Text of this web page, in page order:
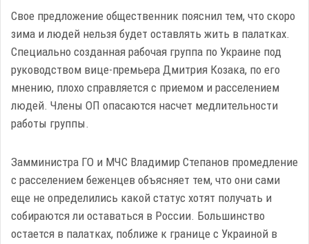
Свое предложение общественник пояснил тем, что скоро
зима и людей нельзя будет оставлять жить в палатках.
Специально созданная рабочая группа по Украине под
руководством вице-премьера Дмитрия Козака, по его
мнению, плохо справляется с приемом и расселением
людей. Члены ОП опасаются насчет медлительности
работы группы.
Замминистра ГО и МЧС Владимир Степанов промедление
с расселением беженцев объясняет тем, что они сами
еще не определились какой статус хотят получать и
собираются ли оставаться в России. Большинство
остается в палатках, поближе к границе с Украиной в